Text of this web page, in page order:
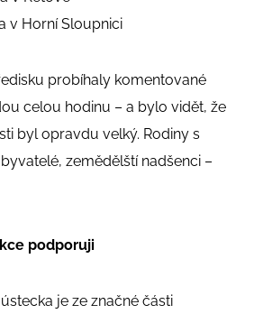
v Horní Sloupnici
probíhaly komentované
celou hodinu – a bylo vidět, že
byl opravdu velký. Rodiny s
zemědělští nadšenci –
podporuji
je ze značné části